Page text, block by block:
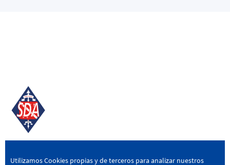
SD AMOREBIETA
Utilizamos Cookies propias y de terceros para analizar nuestros